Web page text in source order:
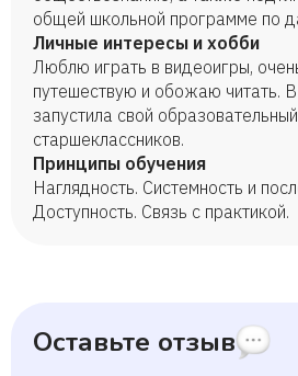
общей школьной программе по
Личные интересы и хобби
Люблю играть в видеоигры,
путешествую и обожаю читать.
запустила свой
старшеклассников.
Принципы обучения
Наглядность. Системность и
Доступность. Связь с практикой.
Оставьте отзыв